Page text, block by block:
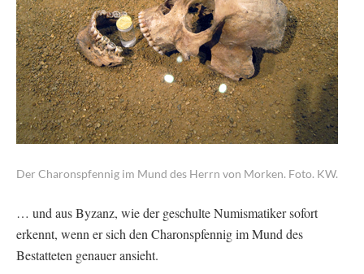
Der Charonspfennig im Mund des Herrn von Morken. Foto. KW.
… und aus Byzanz, wie der geschulte Numismatiker sofort
erkennt, wenn er sich den Charonspfennig im Mund des
Bestatteten genauer ansieht.